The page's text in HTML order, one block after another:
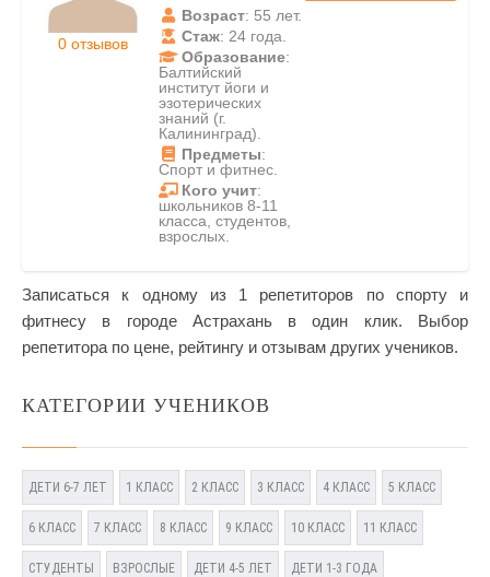
0 отзывов
Возраст: 55 лет.
Стаж: 24 года.
Образование:
Балтийский
институт йоги и
эзотерических
знаний (г.
Калининград).
Предметы:
Спорт и фитнес.
Кого учит:
школьников 8-11
класса, студентов,
взрослых.
Записаться к одному из 1 репетиторов по спорту и
фитнесу в городе Астрахань в один клик. Выбор
репетитора по цене, рейтингу и отзывам других учеников.
КАТЕГОРИИ УЧЕНИКОВ
ДЕТИ 6-7 ЛЕТ 1 КЛАСС 2 КЛАСС 3 КЛАСС 4 КЛАСС 5 КЛАСС
6 КЛАСС 7 КЛАСС 8 КЛАСС 9 КЛАСС 10 КЛАСС 11 КЛАСС
СТУДЕНТЫ ВЗРОСЛЫЕ ДЕТИ 4-5 ЛЕТ ДЕТИ 1-3 ГОДА